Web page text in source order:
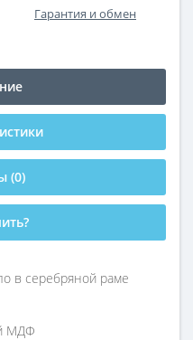
Гарантия и обмен
(0)
в серебряной раме
МДФ